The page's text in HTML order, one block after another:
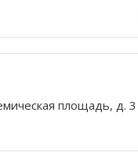
площадь, д. 3